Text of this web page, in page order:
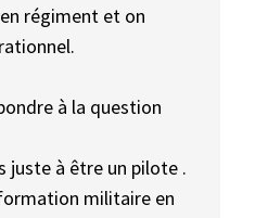
régiment et on
à la question
juste à être un pilote .
militaire en